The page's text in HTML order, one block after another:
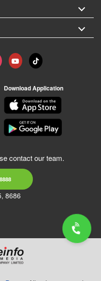
Download Application
contact our team.
8686